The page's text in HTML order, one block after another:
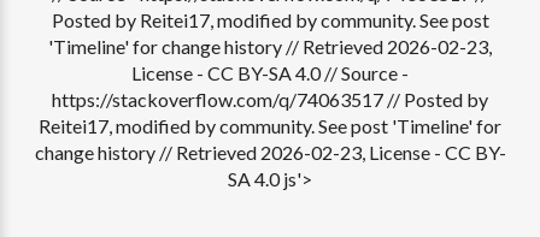
Posted by Reitei17, modified by community. See post
'Timeline' for change history // Retrieved 2026-02-23,
License - CC BY-SA 4.0// Source -
https://stackoverflow.com/q/74063517 // Posted by
Reitei17, modified by community. See post 'Timeline' for
change history // Retrieved 2026-02-23, License - CC BY-
SA 4.0 js'>